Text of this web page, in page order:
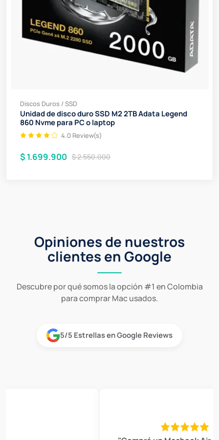
Discos Duros / SSD
Unidad de disco duro SSD M2 2TB Adata Legend
860 Nvme para PC o laptop
4.0 Review(s)
$ 1.699.900 $ 2.550.000
Opiniones de nuestros
clientes en Google
Descubre por qué somos la opción #1 en Colombia
para comprar Mac usados.
5/5 Estrellas en Google Reviews